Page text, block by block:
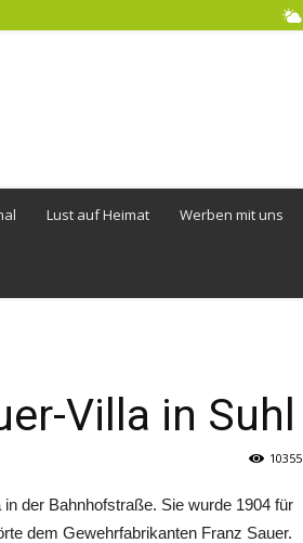
Lust auf Heimat Werben mit uns
Villa in Suhl
10355
der Bahnhofstraße. Sie wurde 1904 für
dem Gewehrfabrikanten Franz Sauer.